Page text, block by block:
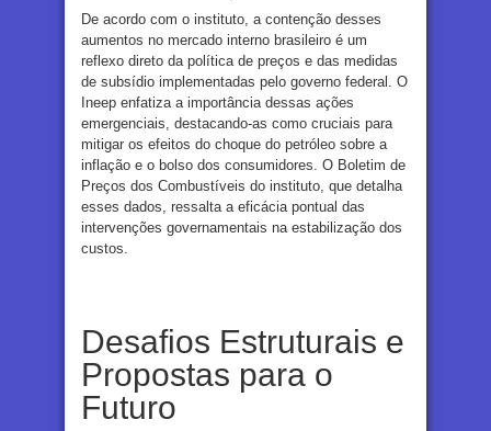
De acordo com o instituto, a contenção desses
aumentos no mercado interno brasileiro é um
reflexo direto da política de preços e das medidas
de subsídio implementadas pelo governo federal. O
Ineep enfatiza a importância dessas ações
emergenciais, destacando-as como cruciais para
mitigar os efeitos do choque do petróleo sobre a
inflação e o bolso dos consumidores. O Boletim de
Preços dos Combustíveis do instituto, que detalha
esses dados, ressalta a eficácia pontual das
intervenções governamentais na estabilização dos
custos.
Desafios Estruturais e
Propostas para o
Futuro